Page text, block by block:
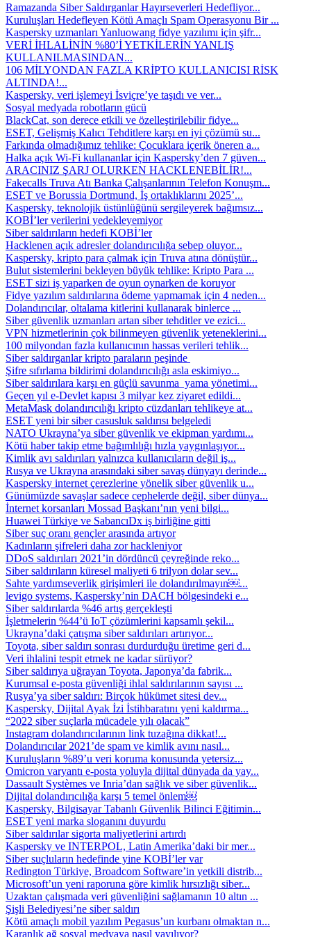
Ramazanda Siber Saldırganlar Hayırseverleri Hedefliyor...
Kuruluşları Hedefleyen Kötü Amaçlı Spam Operasyonu Bir ...
Kaspersky uzmanları Yanluowang fidye yazılımı için şifr...
VERİ İHLALİNİN %80’İ YETKİLERİN YANLIŞ
KULLANILMASINDAN...
106 MİLYONDAN FAZLA KRİPTO KULLANICISI RİSK
ALTINDA!...
Kaspersky, veri işlemeyi İsviçre’ye taşıdı ve ver...
Sosyal medyada robotların gücü
BlackCat, son derece etkili ve özelleştirilebilir fidye...
ESET, Gelişmiş Kalıcı Tehditlere karşı en iyi çözümü su...
Farkında olmadığımız tehlike: Çocuklara içerik öneren a...
Halka açık Wi-Fi kullananlar için Kaspersky’den 7 güven...
ARACINIZ ŞARJ OLURKEN HACKLENEBİLİR!...
Fakecalls Truva Atı Banka Çalışanlarının Telefon Konuşm...
ESET ve Borussia Dortmund, İş ortaklıklarını 2025’...
Kaspersky, teknolojik üstünlüğünü sergileyerek bağımsız...
KOBİ’ler verilerini yedekleyemiyor
Siber saldırıların hedefi KOBİ’ler
Hacklenen açık adresler dolandırıcılığa sebep oluyor...
Kaspersky, kripto para çalmak için Truva atına dönüştür...
Bulut sistemlerini bekleyen büyük tehlike: Kripto Para ...
ESET sizi iş yaparken de oyun oynarken de koruyor
Fidye yazılım saldırılarına ödeme yapmamak için 4 neden...
Dolandırıcılar, oltalama kitlerini kullanarak binlerce ...
Siber güvenlik uzmanları artan siber tehditler ve ezici...
VPN hizmetlerinin çok bilinmeyen güvenlik yeteneklerini...
100 milyondan fazla kullanıcının hassas verileri tehlik...
Siber saldırganlar kripto paraların peşinde
Şifre sıfırlama bildirimi dolandırıcılığı asla eskimiyo...
Siber saldırılara karşı en güçlü savunma yama yönetimi...
Geçen yıl e-Devlet kapısı 3 milyar kez ziyaret edildi...
MetaMask dolandırıcılığı kripto cüzdanları tehlikeye at...
ESET yeni bir siber casusluk saldırısı belgeledi
NATO Ukrayna’ya siber güvenlik ve ekipman yardımı...
Kötü haber takip etme bağımlılığı hızla yaygınlaşıyor...
Kimlik avı saldırıları yalnızca kullanıcıların değil iş...
Rusya ve Ukrayna arasındaki siber savaş dünyayı derinde...
Kaspersky internet çerezlerine yönelik siber güvenlik u...
Günümüzde savaşlar sadece cephelerde değil, siber dünya...
İnternet korsanları Mossad Başkanı’nın yeni bilgi...
Huawei Türkiye ve SabancıDx iş birliğine gitti
Siber suç oranı gençler arasında artıyor
Kadınların şifreleri daha zor hackleniyor
DDoS saldırıları 2021’in dördüncü çeyreğinde reko...
Siber saldırıların küresel maliyeti 6 trilyon dolar sev...
Sahte yardımseverlik girişimleri ile dolandırılmayın￼...
levigo systems, Kaspersky’nin DACH bölgesindeki e...
Siber saldırılarda %46 artış gerçekleşti
İşletmelerin %44’ü IoT çözümlerini kapsamlı şekil...
Ukrayna’daki çatışma siber saldırıları artırıyor...
Toyota, siber saldırı sonrası durdurduğu üretime geri d...
Veri ihlalini tespit etmek ne kadar sürüyor?
Siber saldırıya uğrayan Toyota, Japonya’da fabrik...
Kurumsal e-posta güvenliği ihlal saldırılarının sayısı ...
Rusya’ya siber saldırı: Birçok hükümet sitesi dev...
Kaspersky, Dijital Ayak İzi İstihbaratını yeni kaldırma...
“2022 siber suçlarla mücadele yılı olacak”
Instagram dolandırıcılarının link tuzağına dikkat!...
Dolandırıcılar 2021’de spam ve kimlik avını nasıl...
Kuruluşların %89’u veri koruma konusunda yetersiz...
Omicron varyantı e-posta yoluyla dijital dünyada da yay...
Dassault Systèmes ve Inria’dan sağlık ve siber güvenlik...
Dijital dolandırıcılığa karşı 5 temel önlem￼
Kaspersky, Bilgisayar Tabanlı Güvenlik Bilinci Eğitimin...
ESET yeni marka sloganını duyurdu
Siber saldırılar sigorta maliyetlerini artırdı
Kaspersky ve INTERPOL, Latin Amerika’daki bir mer...
Siber suçluların hedefinde yine KOBİ’ler var
Redington Türkiye, Broadcom Software’in yetkili distrib...
Microsoft’un yeni raporuna göre kimlik hırsızlığı siber...
Uzaktan çalışmada veri güvenliğini sağlamanın 10 altın ...
Şişli Belediyesi’ne siber saldırı
Kötü amaçlı mobil yazılım Pegasus’un kurbanı olmaktan n...
Karanlık ağ sosyal medyaya nasıl yayılıyor?